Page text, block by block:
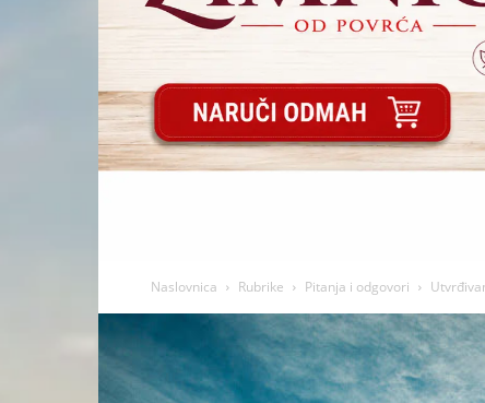
Naslovnica Rubrike Pitanja i odgovori